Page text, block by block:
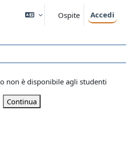
Ospite Accedi
non è disponibile agli studenti
Continua